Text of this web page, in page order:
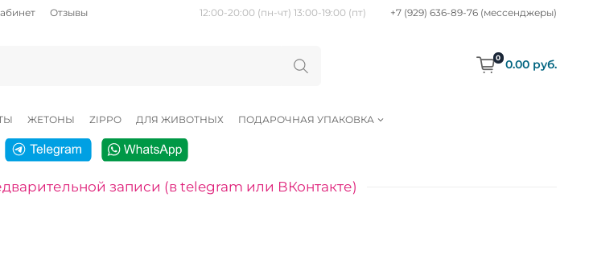
Отзывы 12:00-20:00 (пн-чт) 13:00-19:00 (пт) +7 (929) 636-89-76 (мессенджеры)
0
0.00 руб.
ЖЕТОНЫ ZIPPO ДЛЯ ЖИВОТНЫХ ПОДАРОЧНАЯ УПАКОВКА
записи (в telegram или ВКонтакте)